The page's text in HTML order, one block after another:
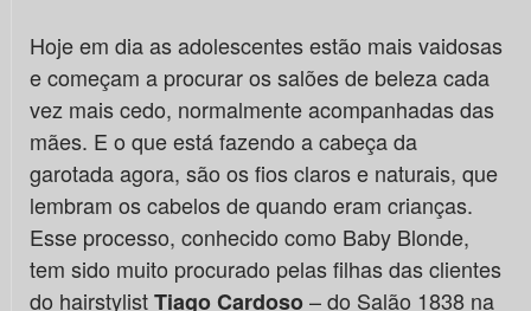
Hoje em dia as adolescentes estão mais vaidosas
e começam a procurar os salões de beleza cada
vez mais cedo, normalmente acompanhadas das
mães. E o que está fazendo a cabeça da
garotada agora, são os fios claros e naturais, que
lembram os cabelos de quando eram crianças.
Esse processo, conhecido como Baby Blonde,
tem sido muito procurado pelas filhas das clientes
do hairstylistTiago Cardoso– do Salão 1838 na